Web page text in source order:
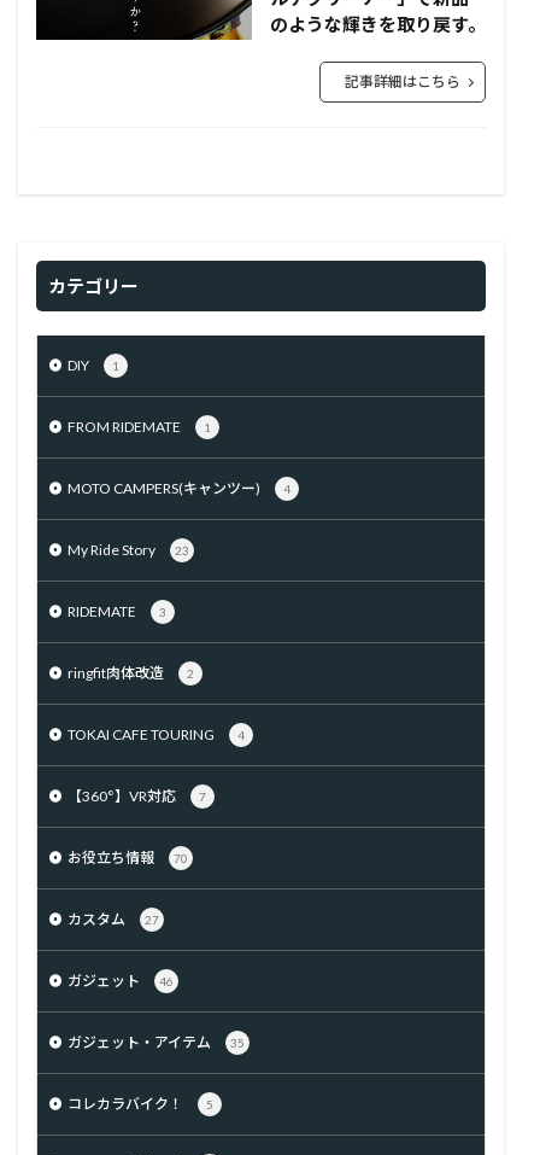
のような輝きを取り戻す。
記事詳細はこちら
カテゴリー
DIY 1
FROM RIDEMATE 1
MOTO CAMPERS(キャンツー) 4
My Ride Story 23
RIDEMATE 3
ringfit肉体改造 2
TOKAI CAFE TOURING 4
【360°】VR対応 7
お役立ち情報 70
カスタム 27
ガジェット 46
ガジェット・アイテム 35
コレカラバイク！ 5